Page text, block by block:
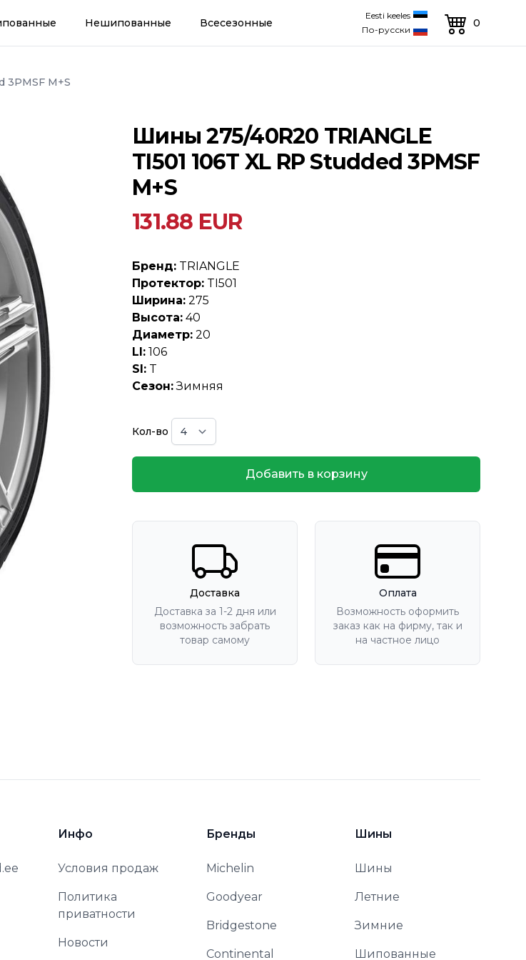
Нешипованные Всесезонные
Eesti keeles
По-русски
0
3PMSF M+S
Шины 275/40R20 TRIANGLE
TI501 106T XL RP Studded 3PMSF
M+S
131.88 EUR
Бренд: TRIANGLE
Протектор: TI501
Ширина: 275
Высота: 40
Диаметр: 20
LI: 106
SI: T
Сезон:Зимняя
Кол-во
Добавить в корзину
Доставка
Доставка за 1-2 дня или
возможность забрать
товар самому
Оплата
Возможность оформить
заказ как на фирму, так и
на частное лицо
Инфо
Условия продаж
Политика
приватности
Новости
Бренды
Michelin
Goodyear
Bridgestone
Continental
Шины
Шины
Летние
Зимние
Шипованные